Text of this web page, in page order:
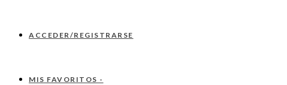
ACCEDER/REGISTRARSE
MIS FAVORITOS -